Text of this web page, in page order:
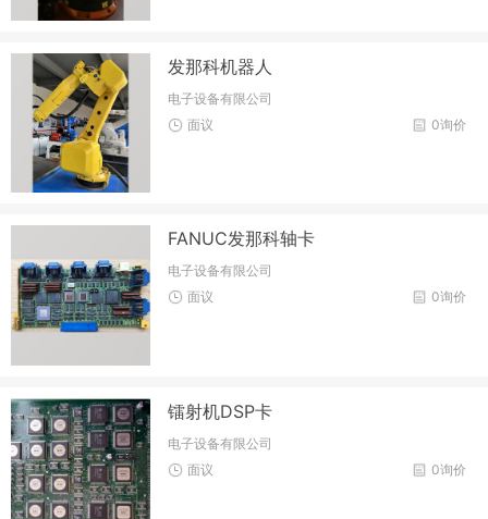
发那科机器人
电子设备有限公司
0询价
面议
FANUC发那科轴卡
电子设备有限公司
0询价
面议
镭射机DSP卡
电子设备有限公司
0询价
面议